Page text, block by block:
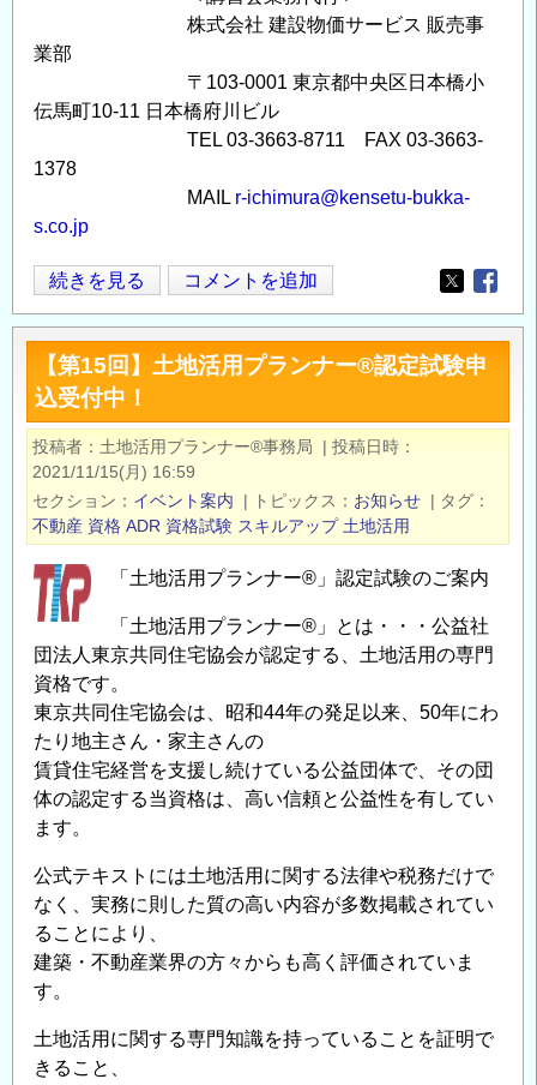
株式会社 建設物価サービス 販売事
業部
〒103-0001 東京都中央区日本橋小
伝馬町10-11 日本橋府川ビル
TEL 03-3663-8711 FAX 03-3663-
1378
MAIL r-ichimura@kensetu-bukka-
s.co.jp
建
設
機
械
施
工
管
理
技
士
e
ラ
ー
ニ
ン
グ
受
付
開
の
続きを見る コメントを追加
Opens in
【第15回】土地活用プランナー®認定試験申
込受付中！
投稿者 土地活用プランナー®事務局 | 投稿日時
2021/11/15(月) 16:59
セクション
イベント案内 | トピックス お知らせ | タグ
不動産 資格 ADR 資格試験 スキルアップ 土地活用
「土地活用プランナー®」認定試験のご案内
「土地活用プランナー®」とは・・・公益社
団法人東京共同住宅協会が認定する、土地活用の専門
資格です。
東京共同住宅協会は、昭和44年の発足以来、50年にわ
たり地主さん・家主さんの
賃貸住宅経営を支援し続けている公益団体で、その団
体の認定する当資格は、高い信頼と公益性を有してい
ます。
公式テキストには土地活用に関する法律や税務だけで
なく、実務に則した質の高い内容が多数掲載されてい
ることにより、
建築・不動産業界の方々からも高く評価されていま
す。
土地活用に関する専門知識を持っていることを証明で
きること、